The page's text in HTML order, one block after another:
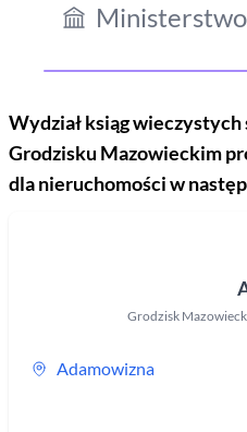
Wydział ksiąg
Grodzisku Mazowieckim
dla nieruchomości w
Grodzisk
Adamowizna